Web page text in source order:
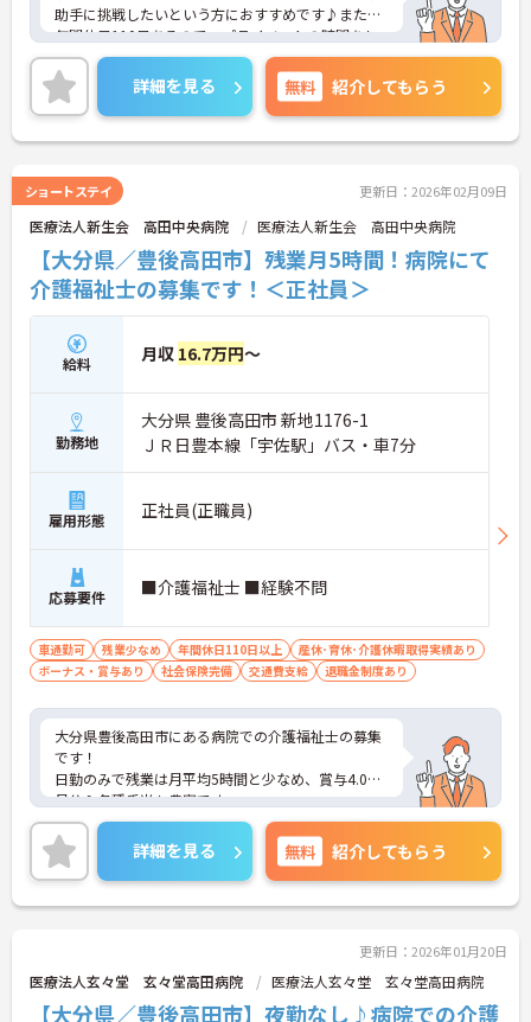
助手に挑戦したいという方におすすめです♪また、
年間休日110日あるので、プライベートの時間をし
っかり確保できます！ご興味のある方はご面接のポ
イントお伝えしますのでご気軽にお問い合わせくだ
さい。
詳細を見る 無料 紹介してもらう
ショートステイ 更新日：2026年02月09日
医療法人新生会 高田中央病院 医療法人新生会 高田中央病院
【大分県／豊後高田市】残業月5時間！病院にて
介護福祉士の募集です！＜正社員＞
給料 月収 16.7万円～
勤務地
大分県 豊後高田市 新地1176-1
ＪＲ日豊本線「宇佐駅」バス・車7分
雇用形態 正社員(正職員)
応募要件 ■介護福祉士 ■経験不問
車通勤可 残業少なめ 年間休日110日以上
産休･育休･介護休暇取得実績あり
ボーナス・賞与あり
社会保険完備 交通費支給 退職金制度あり
大分県豊後高田市にある病院での介護福祉士の募集
です！
日勤のみで残業は月平均5時間と少なめ、賞与4.0ヶ
月分＆各種手当も豊富です。
家庭との両立や子育て支援も充実しており安心して
働ける職場です。
ご興味がある方は、ご面接のポイントをお伝えしま
すので、お気軽にお問い合わせください。
詳細を見る 無料 紹介してもらう
更新日：2026年01月20日
医療法人玄々堂 玄々堂高田病院 医療法人玄々堂 玄々堂高田病院
【大分県／豊後高田市】夜勤なし♪病院での介護